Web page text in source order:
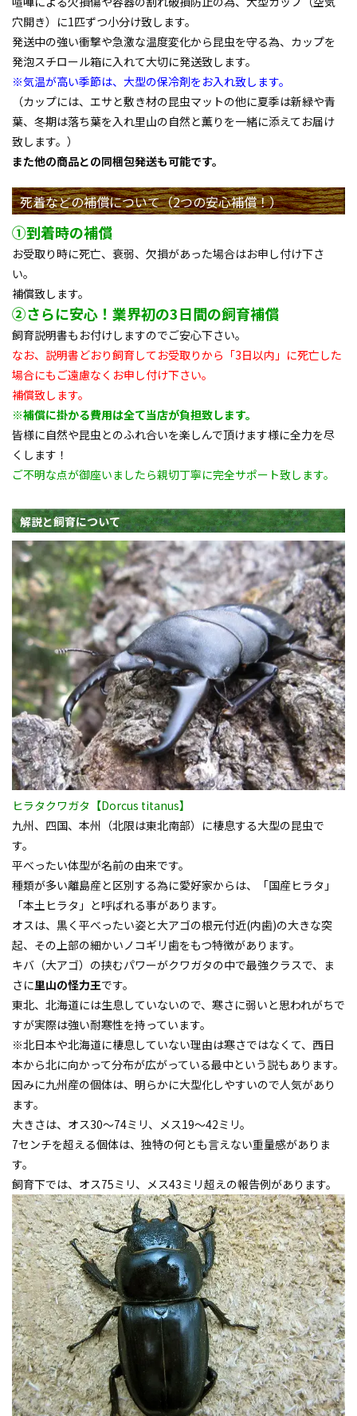
穴開き）に1匹ずつ小分け致します。
発送中の強い衝撃や急激な温度変化から昆虫を守る為、カップを
発泡スチロール箱に入れて大切に発送致します。
※気温が高い季節は、大型の保冷剤をお入れ致します。
（カップには、エサと敷き材の昆虫マットの他に夏季は新緑や青
葉、冬期は落ち葉を入れ里山の自然と薫りを一緒に添えてお届け
致します。）
また他の商品との同梱包発送も可能です。
死着などの補償について（2つの安心補償！）
①到着時の補償
お受取り時に死亡、衰弱、欠損があった場合はお申し付け下さ
い。
補償致します。
②さらに安心！業界初の3日間の飼育補償
飼育説明書もお付けしますのでご安心下さい。
なお、説明書どおり飼育してお受取りから「3日以内」に死亡した
場合にもご遠慮なくお申し付け下さい。
補償致します。
※補償に掛かる費用は全て当店が負担致します。
皆様に自然や昆虫とのふれ合いを楽しんで頂けます様に全力を尽
くします！
ご不明な点が御座いましたら親切丁寧に完全サポート致します。
解説と飼育について
ヒラタクワガタ【Dorcus titanus】
九州、四国、本州（北限は東北南部）に棲息する大型の昆虫で
す。
平べったい体型が名前の由来です。
種類が多い離島産と区別する為に愛好家からは、「国産ヒラタ」
「本土ヒラタ」と呼ばれる事があります。
オスは、黒く平べったい姿と大アゴの根元付近(内歯)の大きな突
起、その上部の細かいノコギリ歯をもつ特徴があります。
キバ（大アゴ）の挟むパワーがクワガタの中で最強クラスで、ま
さに里山の怪力王です。
東北、北海道には生息していないので、寒さに弱いと思われがちで
すが実際は強い耐寒性を持っています。
※北日本や北海道に棲息していない理由は寒さではなくて、西日
本から北に向かって分布が広がっている最中という説もあります。
因みに九州産の個体は、明らかに大型化しやすいので人気があり
ます。
大きさは、オス30～74ミリ、メス19～42ミリ。
7センチを超える個体は、独特の何とも言えない重量感がありま
す。
飼育下では、オス75ミリ、メス43ミリ超えの報告例があります。